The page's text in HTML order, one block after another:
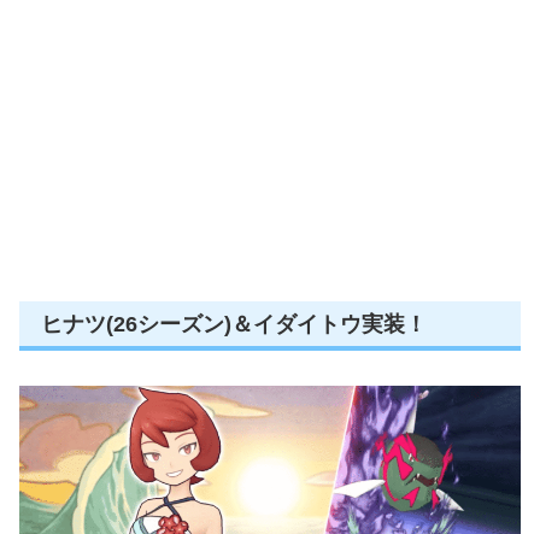
ヒナツ(26シーズン)＆イダイトウ実装！